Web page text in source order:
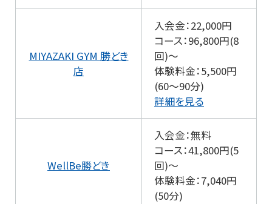
MIYAZAKI GYM 勝どき
店
入会金：22,000円
コース：96,800円(8
回)～
体験料金：5,500円
(60～90分)
詳細を見る
WellBe勝どき
入会金：無料
コース：41,800円(5
回)～
体験料金：7,040円
(50分)